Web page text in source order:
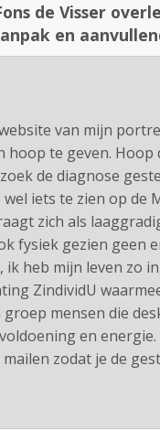
de Visser
en
van mijn
te geven. Hoop
de diagnose
iets te zien op de
zich als
fysiek gezien geen
ik heb mijn leven zo
ZindividU
mensen die
en
zodat je de